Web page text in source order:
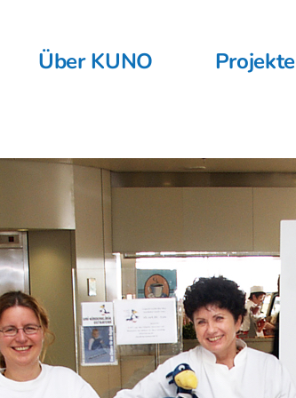
Über KUNO Projekte